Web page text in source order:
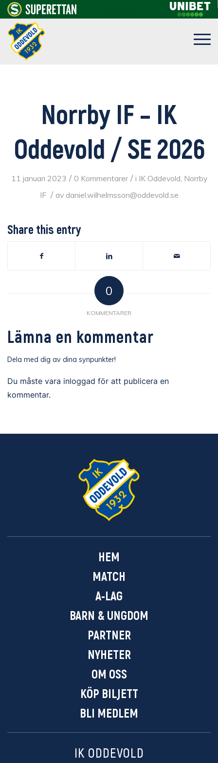
Norrby IF – IK
Oddevold / SE 2026
11 januari 2023 / 0 Kommentarer / i IK Oddevold, Norrby
IF / av daniel.wilhelmsson@oddevold.se
Share this entry
0
KOMMENTARER
Lämna en kommentar
Dela med dig av dina synpunkter!
Du måste vara inloggad för att publicera en
kommentar.
HEM
MATCH
A-LAG
BARN & UNGDOM
PARTNER
NYHETER
OM OSS
KÖP BILJETT
BLI MEDLEM
IK ODDEVOLD